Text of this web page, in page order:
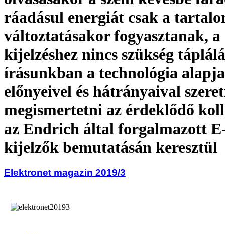
ráadásul energiát csak a
változtatásakor fogyasztanak,
kijelzéshez nincs szükség
írásunkban a technológia
előnyeivel és hátrányaival
megismertetni az érdeklődő
az Endrich által forgalmazott
kijelzők bemutatásán keresztül
Elektronet magazin 2019/3